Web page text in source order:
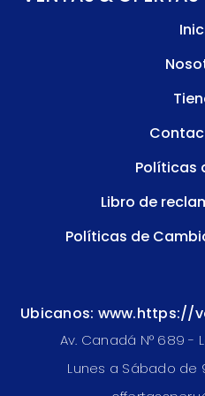
Políticas
Libro de
Políticas de
Ubicanos: www.https://
Av. Canadá N° 689 -
Lunes a Sábado de